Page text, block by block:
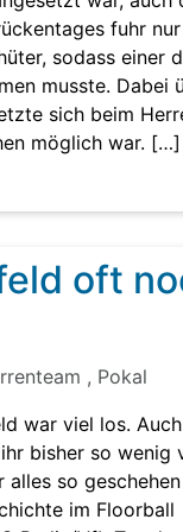
fuhr
sodass einer
musste. Dabei
sich beim
möglich war. […]
oft
, Pokal
war viel los.
bisher so wenig
so
im Floorball